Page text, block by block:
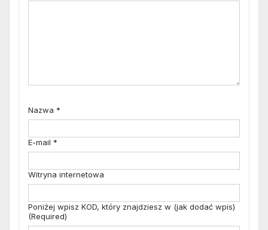
Nazwa *
E-mail *
Witryna internetowa
Poniżej wpisz KOD, który znajdziesz w (jak dodać wpis)
(Required)